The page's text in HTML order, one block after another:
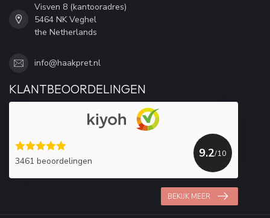
Visven 8 (kantooradres)
5464 NK Veghel
the Netherlands
info@haakpret.nl
KLANTBEOORDELINGEN
3461 beoordelingen
9.2/10
BEKIJK MEER